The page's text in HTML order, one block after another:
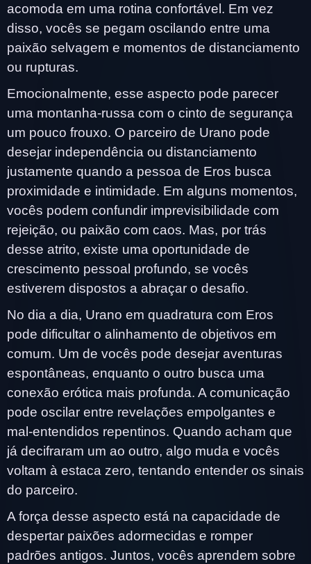
acomoda em uma rotina confortável. Em vez
disso, vocês se pegam oscilando entre uma
paixão selvagem e momentos de distanciamento
ou rupturas.
Emocionalmente, esse aspecto pode parecer
uma montanha-russa com o cinto de segurança
um pouco frouxo. O parceiro de Urano pode
desejar independência ou distanciamento
justamente quando a pessoa de Eros busca
proximidade e intimidade. Em alguns momentos,
vocês podem confundir imprevisibilidade com
rejeição, ou paixão com caos. Mas, por trás
desse atrito, existe uma oportunidade de
crescimento pessoal profundo, se vocês
estiverem dispostos a abraçar o desafio.
No dia a dia, Urano em quadratura com Eros
pode dificultar o alinhamento de objetivos em
comum. Um de vocês pode desejar aventuras
espontâneas, enquanto o outro busca uma
conexão erótica mais profunda. A comunicação
pode oscilar entre revelações empolgantes e
mal-entendidos repentinos. Quando acham que
já decifraram um ao outro, algo muda e vocês
voltam à estaca zero, tentando entender os sinais
do parceiro.
A força desse aspecto está na capacidade de
despertar paixões adormecidas e romper
padrões antigos. Juntos, vocês aprendem sobre